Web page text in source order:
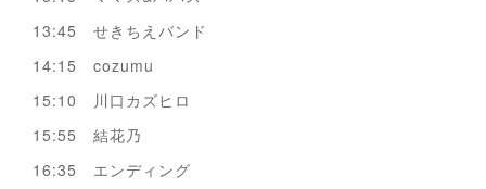
13:45 せきちえバンド
14:15 cozumu
15:10 川口カズヒロ
15:55 結花乃
16:35 エンディング